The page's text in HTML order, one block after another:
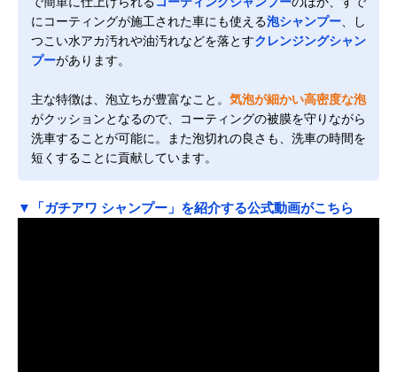
にコーティングが施工された車にも使える泡シャンプー 、し
つこい水アカ汚れや油汚れなどを落とすクレンジングシャン
プーがあります。
主な特徴は、泡立ちが豊富なこと。 気泡が細かい高密度な泡
がクッションとなるので、コーティングの被膜を守りながら
洗車することが可能に。また泡切れの良さも、洗車の時間を
短くすることに貢献しています。
▼「ガチアワ シャンプー」を紹介する公式動画がこちら